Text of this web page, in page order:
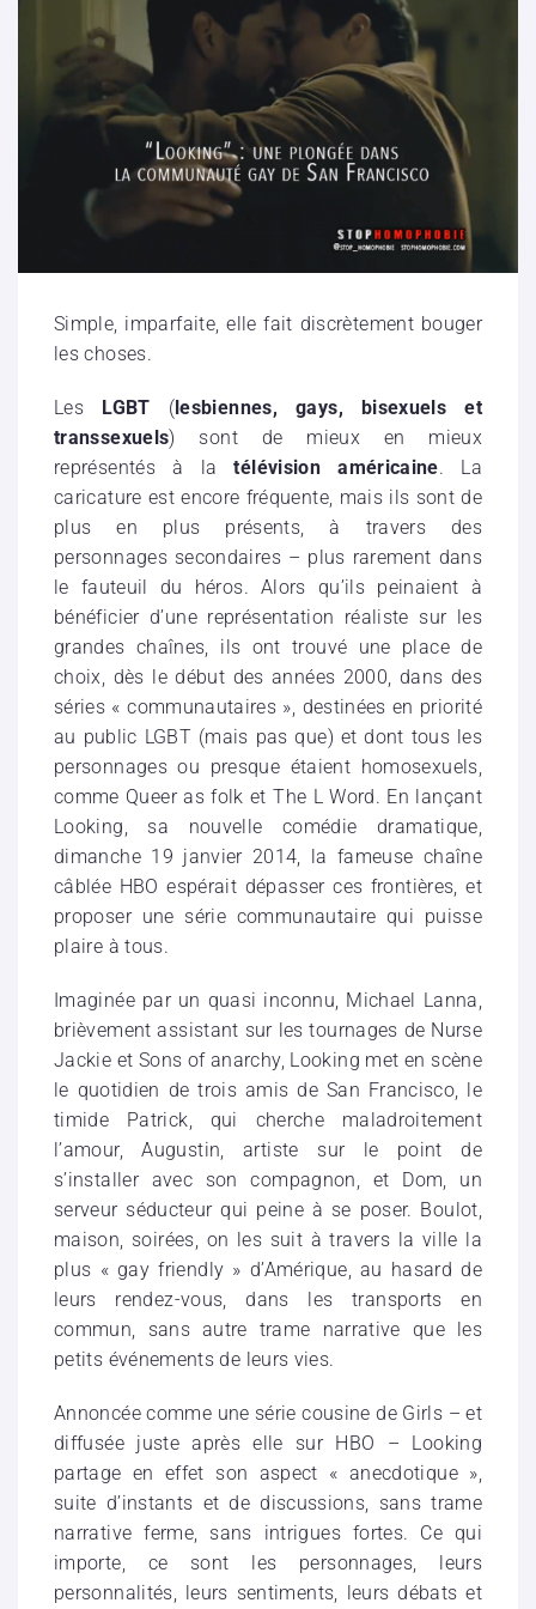
Simple, imparfaite, elle fait discrètement bouger
les choses.
Les LGBT (lesbiennes, gays, bisexuels et
transsexuels) sont de mieux en mieux
représentés à latélévision américaine. La
caricature est encore fréquente, mais ils sont de
plus en plus présents, à travers des
personnages secondaires – plus rarement dans
le fauteuil du héros. Alors qu’ils peinaient à
bénéficier d’une représentation réaliste sur les
grandes chaînes, ils ont trouvé une place de
choix, dès le début des années 2000, dans des
séries « communautaires », destinées en priorité
au public LGBT (mais pas que) et dont tous les
personnages ou presque étaient homosexuels,
comme Queer as folk et The L Word. En lançant
Looking, sa nouvelle comédie dramatique,
dimanche 19 janvier 2014, la fameuse chaîne
câblée HBO espérait dépasser ces frontières, et
proposer une série communautaire qui puisse
plaire à tous.
Imaginée par un quasi inconnu, Michael Lanna,
brièvement assistant sur les tournages de Nurse
Jackie et Sons of anarchy, Looking met en scène
le quotidien de trois amis de San Francisco, le
timide Patrick, qui cherche maladroitement
l’amour, Augustin, artiste sur le point de
s’installer avec son compagnon, et Dom, un
serveur séducteur qui peine à se poser. Boulot,
maison, soirées, on les suit à travers la ville la
plus « gay friendly » d’Amérique, au hasard de
leurs rendez-vous, dans les transports en
commun, sans autre trame narrative que les
petits événements de leurs vies.
Annoncée comme une série cousine de Girls – et
diffusée juste après elle sur HBO – Looking
partage en effet son aspect « anecdotique »,
suite d’instants et de discussions, sans trame
narrative ferme, sans intrigues fortes. Ce qui
importe, ce sont les personnages, leurs
personnalités, leurs sentiments, leurs débats et